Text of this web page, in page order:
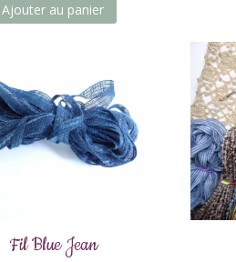
Ajouter au panier
Fil Blue Jean